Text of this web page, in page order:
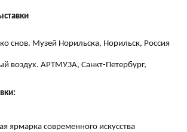
снов. Музей Норильска, Норильск, Россия
воздух. АРТМУЗА, Санкт-Петербург,
ярмарка современного искусства